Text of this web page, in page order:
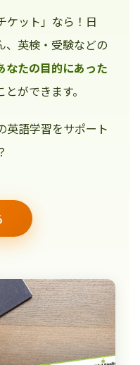
ケット」なら！日
、英検・受験などの
なたの目的にあった
ができます。
英語学習をサポート